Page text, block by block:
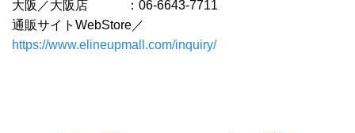
大阪／大阪店 ：06-6643-7711
通販サイトWebStore／
https://www.elineupmall.com/inquiry/